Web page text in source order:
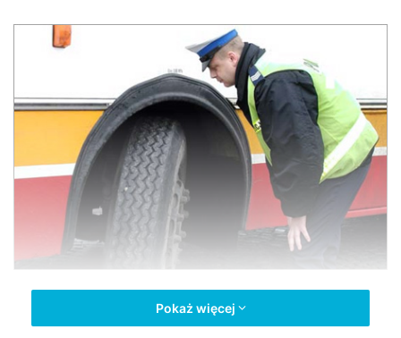
m
Akcja trwała w godzinach od 4 do 8. Brało w niej udział 7
Pokaż więcej